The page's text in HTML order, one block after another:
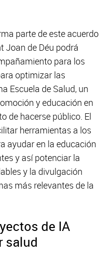
parte de este acuerdo
Joan de Déu podrá
para los
optimizar las
Escuela de Salud, un
y educación en
de hacerse público. El
herramientas a los
ayudar en la educación
y así potenciar la
y la divulgación
más relevantes de la
de IA
salud